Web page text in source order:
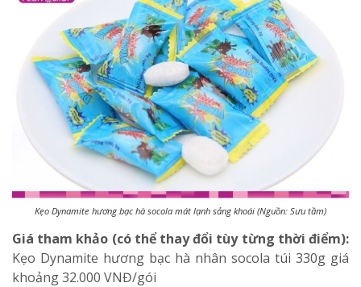
Kẹo Dynamite hương bạc hà socola mát lạnh sảng khoái (Nguồn: Sưu tầm)
Giá tham khảo (có thể thay đổi tùy từng thời điểm):
Kẹo Dynamite hương bạc hà nhân socola túi 330g giá
khoảng 32.000 VNĐ/gói